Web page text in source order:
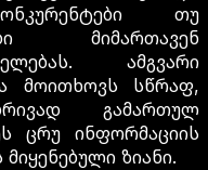
თუ
მიმართავენ
ამგვარი
მოითხოვს სწრაფ,
გამართულ
ცრუ ინფორმაციის
ზიანი.